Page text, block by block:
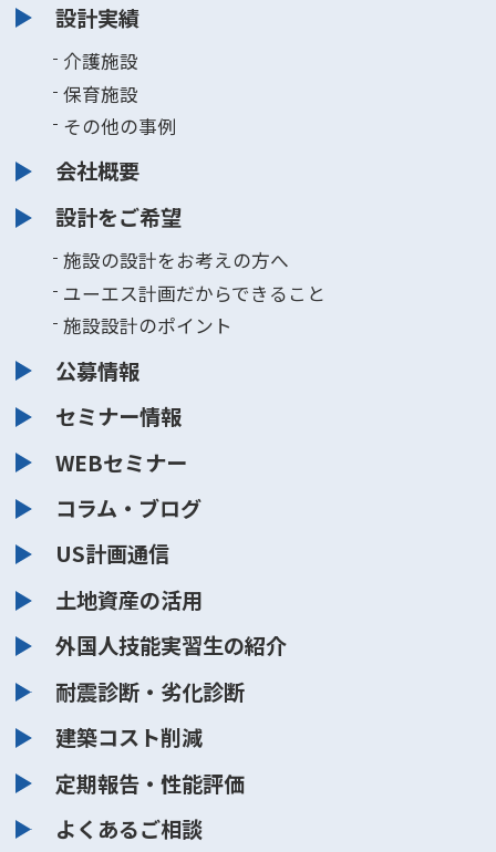
設計実績
介護施設
保育施設
その他の事例
会社概要
設計をご希望
施設の設計をお考えの方へ
ユーエス計画だからできること
施設設計のポイント
公募情報
セミナー情報
WEBセミナー
コラム・ブログ
US計画通信
土地資産の活用
外国人技能実習生の紹介
耐震診断・劣化診断
建築コスト削減
定期報告・性能評価
よくあるご相談